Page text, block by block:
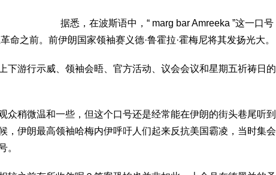
据悉，在波斯语中，“ marg bar Amreeka ”这一口号
命之前。前伊朗国家领袖赛义德·鲁霍拉·霍梅尼将其发扬光大。
下游行示威、领袖会晤、官方活动、议会会议和星期五祈祷日的
众稍微温和一些，但这个口号还是经常能在伊朗的街头巷尾听到
，伊朗最高领袖哈梅内伊呼吁人们起来反抗美国霸凌，当时集会
。